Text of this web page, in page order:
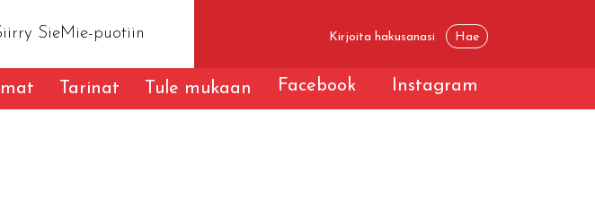
SieMie-puotiin
Tarinat Tule mukaan Facebook Instagram